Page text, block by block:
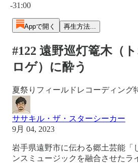
-31:00
Appで開く 再生方法...
#122 遠野巡灯篭木（
ロゲ）に酔う
夏祭りフィールドレコーディング
ササキル・ザ・スターシーカー
9月 04, 2023
岩手県遠野市に伝わる郷土芸能「
ンスミュージックを融合させたラ